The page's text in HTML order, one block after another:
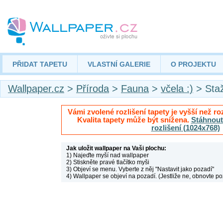
PŘIDAT TAPETU VLASTNÍ GALERIE O PROJEKTU
Wallpaper.cz > Příroda > Fauna > včela :) >
Vámi zvolené rozlišení tapety je vyšší než
Kvalita tapety může být snížena.
rozlišení (1024x768)
Jak uložit wallpaper na Vaši plochu:
1) Najeďte myší nad wallpaper
2) Stiskněte pravé tlačítko myši
3) Objeví se menu. Vyberte z něj "Nastavit jako pozadí"
4) Wallpaper se objeví na pozadí. (Jestliže ne, obnovte